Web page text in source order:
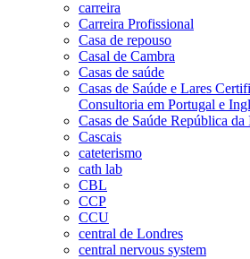
carreira
Carreira Profissional
Casa de repouso
Casal de Cambra
Casas de saúde
Casas de Saúde e Lares
Consultoria em Portugal e
Casas de Saúde República da
Cascais
cateterismo
cath lab
CBL
CCP
CCU
central de Londres
central nervous system